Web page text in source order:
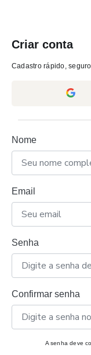
Criar conta
Cadastro rápido,
Nome
Email
Senha
Confirmar senha
A senha deve